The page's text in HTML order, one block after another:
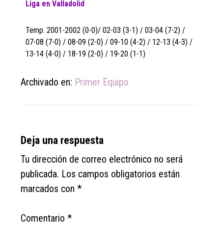
Liga en Valladolid
Temp. 2001-2002 (0-0)/ 02-03 (3-1) / 03-04 (7-2) /
07-08 (7-0) / 08-09 (2-0) / 09-10 (4-2) / 12-13 (4-3) /
13-14 (4-0) / 18-19 (2-0) / 19-20 (1-1)
Archivado en: Primer Equipo
Reader
Interactions
Deja una respuesta
Tu dirección de correo electrónico no será
publicada. Los campos obligatorios están
marcados con*
Comentario*